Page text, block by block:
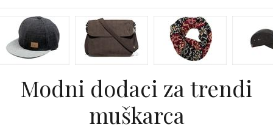
Modni dodaci za trendi
muškarca